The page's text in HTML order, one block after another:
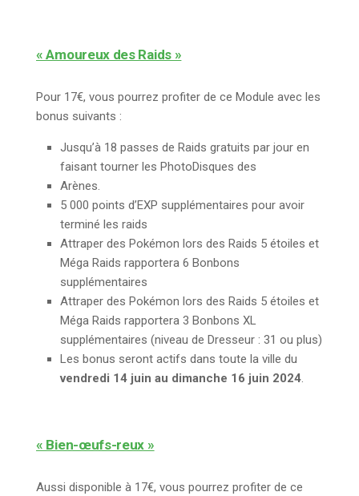
« Amoureux des Raids »
Pour 17€, vous pourrez profiter de ce Module avec les
bonus suivants :
Jusqu’à 18 passes de Raids gratuits par jour en
faisant tourner les PhotoDisques des
Arènes.
5 000 points d’EXP supplémentaires pour avoir
terminé les raids
Attraper des Pokémon lors des Raids 5 étoiles et
Méga Raids rapportera 6 Bonbons
supplémentaires
Attraper des Pokémon lors des Raids 5 étoiles et
Méga Raids rapportera 3 Bonbons XL
supplémentaires (niveau de Dresseur : 31 ou plus)
Les bonus seront actifs dans toute la ville du
vendredi 14 juin au dimanche 16 juin 2024.
« Bien-œufs-reux »
Aussi disponible à 17€, vous pourrez profiter de ce